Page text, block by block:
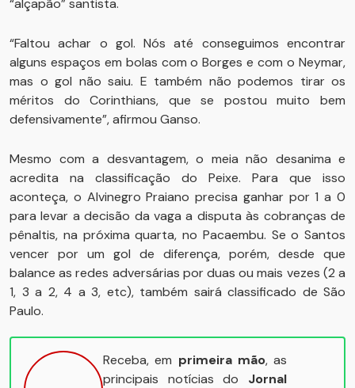
“alçapão” santista.
“Faltou achar o gol. Nós até conseguimos encontrar
alguns espaços em bolas com o Borges e com o Neymar,
mas o gol não saiu. E também não podemos tirar os
méritos do Corinthians, que se postou muito bem
defensivamente”, afirmou Ganso.
Mesmo com a desvantagem, o meia não desanima e
acredita na classificação do Peixe. Para que isso
aconteça, o Alvinegro Praiano precisa ganhar por 1 a 0
para levar a decisão da vaga a disputa às cobranças de
pênaltis, na próxima quarta, no Pacaembu. Se o Santos
vencer por um gol de diferença, porém, desde que
balance as redes adversárias por duas ou mais vezes (2 a
1, 3 a 2, 4 a 3, etc), também sairá classificado de São
Paulo.
Receba, em primeira mão, as
principais notícias do Jornal